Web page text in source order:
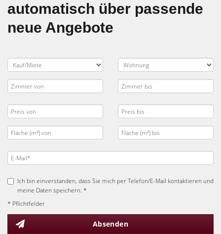
automatisch über passende
neue Angebote
Ich bin einverstanden, dass Sie mich per Telefon/E-Mail kontaktieren und
meine Daten speichern. *
* Pflichtfelder
Absenden